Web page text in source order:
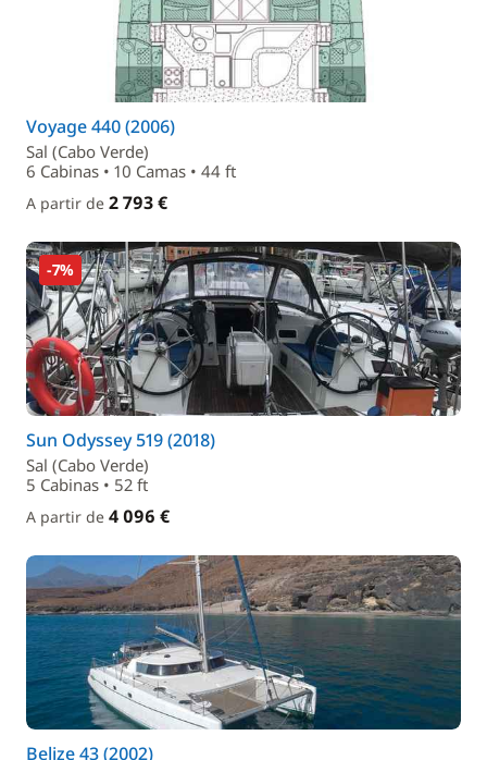
Voyage 440 (2006)
Sal (Cabo Verde)
6 Cabinas • 10 Camas • 44 ft
A partir de 2 793 €
-7%
Sun Odyssey 519 (2018)
Sal (Cabo Verde)
5 Cabinas • 52 ft
A partir de 4 096 €
Belize 43 (2002)